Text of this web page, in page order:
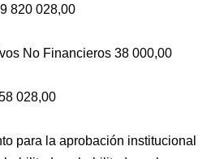
820 028,00
No Financieros 38 000,00
028,00
para la aprobación institucional